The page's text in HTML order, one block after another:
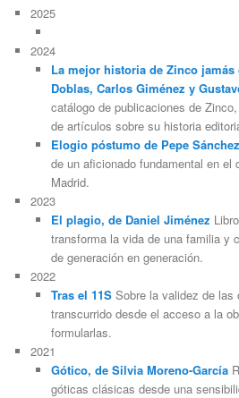
2025
2024
La mejor historia de Zinco jamás
Doblas, Carlos Giménez y
catálogo de publicaciones de
de artículos sobre su historia
Elogio póstumo de Pepe
de un aficionado fundamental en el
Madrid.
2023
El plagio, de Daniel Jiménez
transforma la vida de una familia y
de generación en generación.
2022
Tras el 11SSobre la validez de las
transcurrido desde el acceso a la
formularlas.
2021
Gótico, de Silvia Moreno-García
góticas clásicas desde una